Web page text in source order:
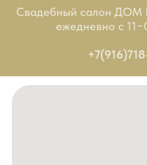
Свадебный салон ДОМ
ежедневно с